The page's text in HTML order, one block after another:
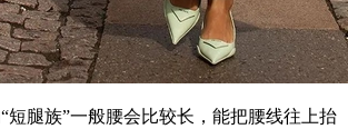
腿族”一般腰会比较长，能把腰线往上抬